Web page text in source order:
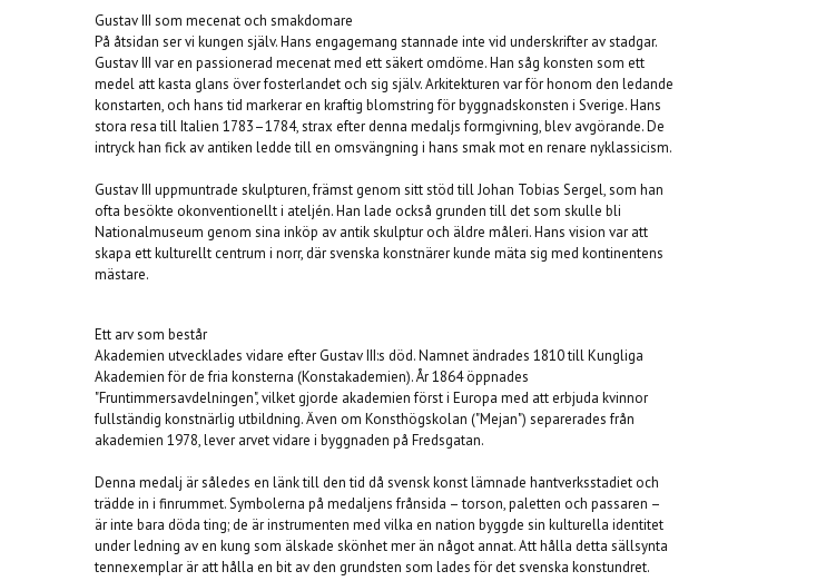
Gustav III som mecenat och smakdomare
På åtsidan ser vi kungen själv. Hans engagemang stannade inte vid underskrifter av stadgar.
Gustav III var en passionerad mecenat med ett säkert omdöme. Han såg konsten som ett
medel att kasta glans över fosterlandet och sig själv. Arkitekturen var för honom den ledande
konstarten, och hans tid markerar en kraftig blomstring för byggnadskonsten i Sverige. Hans
stora resa till Italien 1783–1784, strax efter denna medaljs formgivning, blev avgörande. De
intryck han fick av antiken ledde till en omsvängning i hans smak mot en renare nyklassicism.
Gustav III uppmuntrade skulpturen, främst genom sitt stöd till Johan Tobias Sergel, som han
ofta besökte okonventionellt i ateljén. Han lade också grunden till det som skulle bli
Nationalmuseum genom sina inköp av antik skulptur och äldre måleri. Hans vision var att
skapa ett kulturellt centrum i norr, där svenska konstnärer kunde mäta sig med kontinentens
mästare.
Ett arv som består
Akademien utvecklades vidare efter Gustav III:s död. Namnet ändrades 1810 till Kungliga
Akademien för de fria konsterna (Konstakademien). År 1864 öppnades
"Fruntimmersavdelningen", vilket gjorde akademien först i Europa med att erbjuda kvinnor
fullständig konstnärlig utbildning. Även om Konsthögskolan ("Mejan") separerades från
akademien 1978, lever arvet vidare i byggnaden på Fredsgatan.
Denna medalj är således en länk till den tid då svensk konst lämnade hantverksstadiet och
trädde in i finrummet. Symbolerna på medaljens frånsida – torson, paletten och passaren –
är inte bara döda ting; de är instrumenten med vilka en nation byggde sin kulturella identitet
under ledning av en kung som älskade skönhet mer än något annat. Att hålla detta sällsynta
tennexemplar är att hålla en bit av den grundsten som lades för det svenska konstundret.